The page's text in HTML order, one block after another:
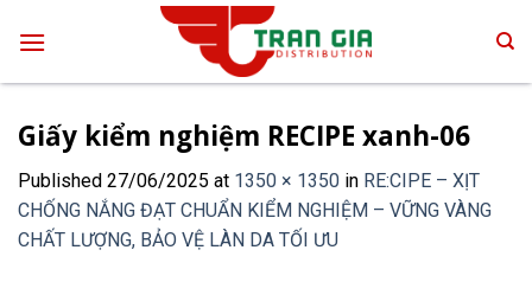
Giấy kiểm nghiệm RECIPE xanh-06
Published 27/06/2025 at 1350 × 1350 in RE:CIPE – XỊT
CHỐNG NẮNG ĐẠT CHUẨN KIỂM NGHIỆM – VỮNG VÀNG
CHẤT LƯỢNG, BẢO VỆ LÀN DA TỐI ƯU